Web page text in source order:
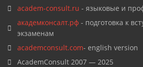
academ-consult.ru - языковые и
академконсалт.рф- подготовка к
экзаменам
academconsult.com- english version
AcademConsult 2007 — 2025